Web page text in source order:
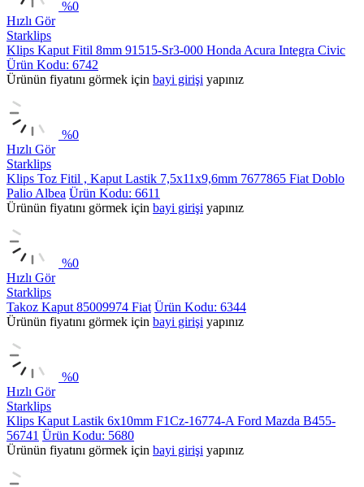
%0
Hızlı Gör
Starklips
Klips Kaput Fitil 8mm 91515-Sr3-000 Honda Acura Integra Civic
Ürün Kodu: 6742
Ürünün fiyatını görmek için bayi girişi yapınız
%0
Hızlı Gör
Starklips
Klips Toz Fitil , Kaput Lastik 7,5x11x9,6mm 7677865 Fiat Doblo
Palio Albea Ürün Kodu: 6611
Ürünün fiyatını görmek için bayi girişi yapınız
%0
Hızlı Gör
Starklips
Takoz Kaput 85009974 Fiat Ürün Kodu: 6344
Ürünün fiyatını görmek için bayi girişi yapınız
%0
Hızlı Gör
Starklips
Klips Kaput Lastik 6x10mm F1Cz-16774-A Ford Mazda B455-
56741 Ürün Kodu: 5680
Ürünün fiyatını görmek için bayi girişi yapınız